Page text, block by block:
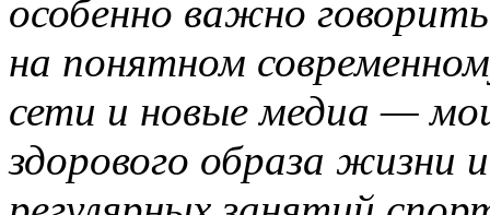
особенно важно
на понятном
сети и новые медиа —
здорового образа жизни